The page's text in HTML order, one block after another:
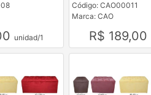
unidad/1
Código: CAO00011
Marca: CAO
R$ 189,00